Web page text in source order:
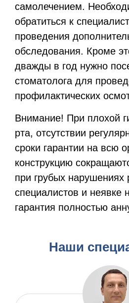
самолечением.
обратиться к
проведения
обследования. Кроме
дважды в год нужно
стоматолога для
профилактических
Внимание! При плохой
рта, отсутствии
сроки гарантии на всю
конструкцию
при грубых нарушениях
специалистов и неявке
гарантия полностью
Наши